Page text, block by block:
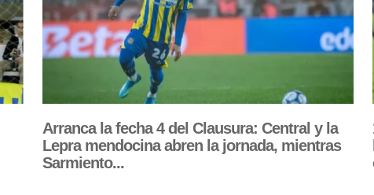
Arranca la fecha 4 del Clausura: Central y la
Lepra mendocina abren la jornada, mientras
Sarmiento...